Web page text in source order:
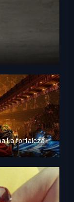
Guardianes de la noche: Kimetsu no Yaiba La fortaleza infinita